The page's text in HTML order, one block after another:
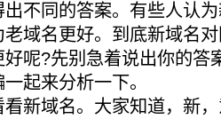
不同的答案。有些人认
域名更好。到底新域名
呢?先别急着说出你的答
起来分析一下。
域名。大家知道，新，